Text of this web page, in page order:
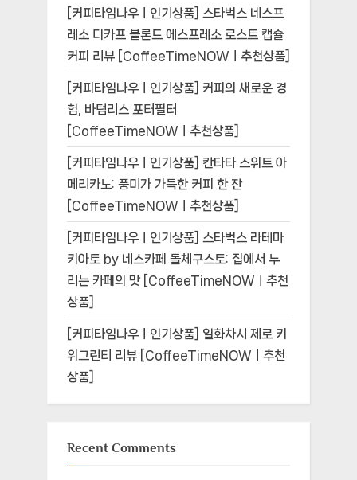
[커피타임나우ㅣ인기상품] 스타벅스 네스프
레소 디카프 블론드 에스프레소 로스트 캡슐
커피 리뷰 [CoffeeTimeNOWㅣ추천상품]
[커피타임나우ㅣ인기상품] 커피의 새로운 경
험, 바텀리스 포터필터
[CoffeeTimeNOWㅣ추천상품]
[커피타임나우ㅣ인기상품] 칸타타 스위트 아
메리카노: 풍미가 가득한 커피 한 잔
[CoffeeTimeNOWㅣ추천상품]
[커피타임나우ㅣ인기상품] 스타벅스 라테마
키아토 by 네스카페 돌체구스토: 집에서 누
리는 카페의 맛 [CoffeeTimeNOWㅣ추천
상품]
[커피타임나우ㅣ인기상품] 일화차시 제로 키
위그린티 리뷰 [CoffeeTimeNOWㅣ추천
상품]
Recent Comments